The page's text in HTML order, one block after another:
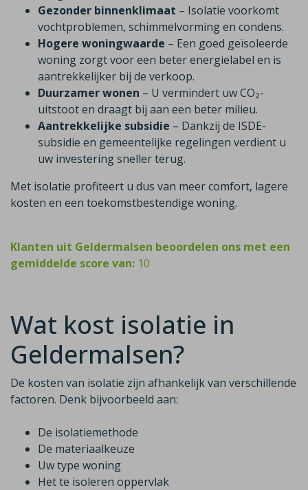
Gezonder binnenklimaat – Isolatie voorkomt
vochtproblemen, schimmelvorming en condens.
Hogere woningwaarde – Een goed geïsoleerde
woning zorgt voor een beter energielabel en is
aantrekkelijker bij de verkoop.
Duurzamer wonen – U vermindert uw CO₂-
uitstoot en draagt bij aan een beter milieu.
Aantrekkelijke subsidie – Dankzij de ISDE-
subsidie en gemeentelijke regelingen verdient u
uw investering sneller terug.
Met isolatie profiteert u dus van meer comfort, lagere
kosten en een toekomstbestendige woning.
Klanten uit Geldermalsen beoordelen ons met een
gemiddelde score van: 10
Wat kost isolatie in
Geldermalsen?
De kosten van isolatie zijn afhankelijk van verschillende
factoren. Denk bijvoorbeeld aan:
De isolatiemethode
De materiaalkeuze
Uw type woning
Het te isoleren oppervlak